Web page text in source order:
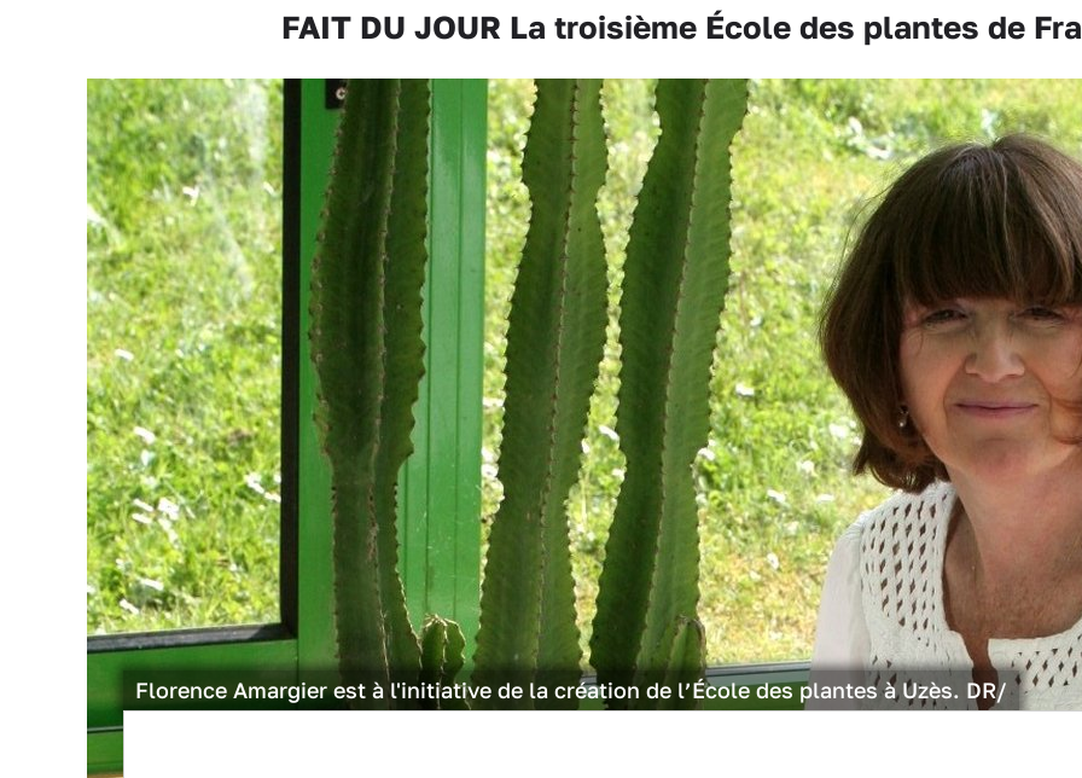
FAIT DU JOUR La troisième École des plantes de
Florence Amargier est à l'initiative de la création de l’École des plantes à Uzès. DR/